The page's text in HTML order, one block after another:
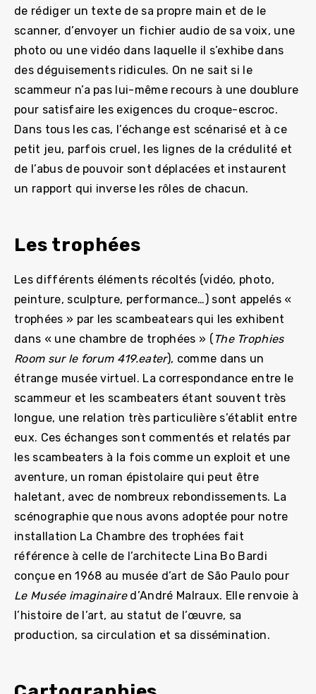
de rédiger un texte de sa propre main et de le
scanner, d’envoyer un fichier audio de sa voix, une
photo ou une vidéo dans laquelle il s’exhibe dans
des déguisements ridicules. On ne sait si le
scammeur n’a pas lui-même recours à une doublure
pour satisfaire les exigences du croque-escroc.
Dans tous les cas, l’échange est scénarisé et à ce
petit jeu, parfois cruel, les lignes de la crédulité et
de l’abus de pouvoir sont déplacées et instaurent
un rapport qui inverse les rôles de chacun.
Les trophées
Les différents éléments récoltés (vidéo, photo,
peinture, sculpture, performance…) sont appelés «
trophées » par les scambeatears qui les exhibent
dans « une chambre de trophées » ( The Trophies
Room sur le forum 419.eater), comme dans un
étrange musée virtuel. La correspondance entre le
scammeur et les scambeaters étant souvent très
longue, une relation très particulière s’établit entre
eux. Ces échanges sont commentés et relatés par
les scambeaters à la fois comme un exploit et une
aventure, un roman épistolaire qui peut être
haletant, avec de nombreux rebondissements. La
scénographie que nous avons adoptée pour notre
installation La Chambre des trophées fait
référence à celle de l’architecte Lina Bo Bardi
conçue en 1968 au musée d’art de São Paulo pour
Le Musée imaginaired’André Malraux. Elle renvoie à
l’histoire de l’art, au statut de l’œuvre, sa
production, sa circulation et sa dissémination.